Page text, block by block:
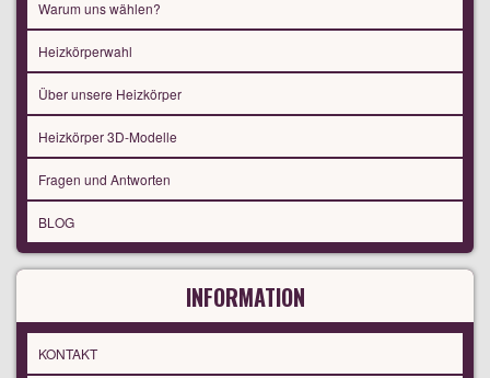
Warum uns wählen?
Heizkörperwahl
Über unsere Heizkörper
Heizkörper 3D-Modelle
Fragen und Antworten
BLOG
INFORMATION
KONTAKT